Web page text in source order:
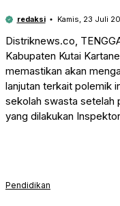
redaksi Kamis, 23 Juli
Distriknews.co,
Kabupaten Kutai
memastikan akan
lanjutan terkait polemik
sekolah swasta setelah
yang dilakukan
Pendidikan